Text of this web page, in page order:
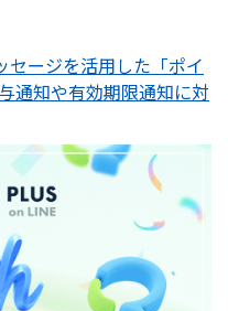
セージを活用した「ポイ
通知や有効期限通知に対